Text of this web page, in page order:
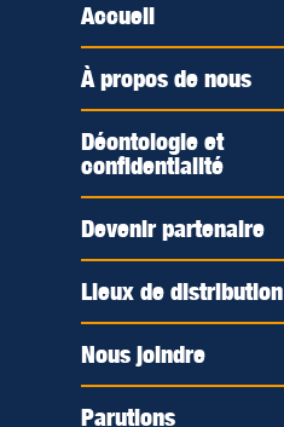
Accueil
À propos de nous
Déontologie et
confidentialité
Devenir partenaire
Lieux de distribution
Nous joindre
Parutions